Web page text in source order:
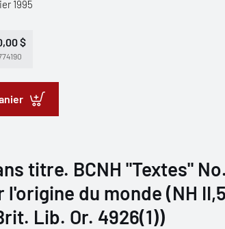
1995
$
titre. BCNH "Textes"
du monde (NH
Lib. Or. 4926(1))